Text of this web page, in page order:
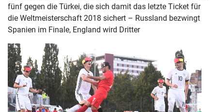
fünf gegen die Türkei, die sich damit das letzte Ticket für
die Weltmeisterschaft 2018 sichert – Russland bezwingt
Spanien im Finale, England wird Dritter